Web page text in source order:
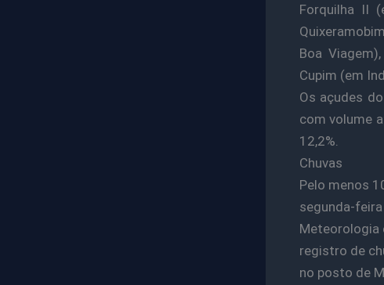
Forquilha II
Boa
Cupim (em
Os açudes
com volume
12,2%.
Chuvas
Pelo menos
segunda-
Meteorologia
registro de
no posto de